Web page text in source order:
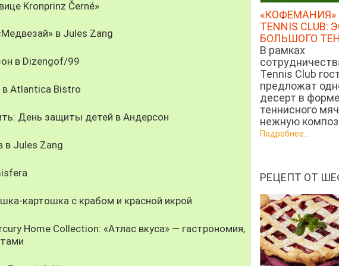
Kronprinz Černé»
в Jules Zang
в Dizengof/99
Atlantica Bistro
День защиты детей в Андерсон
в Jules Zang
картошка с крабом и красной икрой
Home Collection: «Атлас вкуса» — гастрономия,
«КОФЕМАНИЯ»
TENNIS CLUB:
БОЛЬШОГО
В рамках
Tennis Club
предложат
десерт в форме
теннисного
нежную
Подробнее...
РЕЦЕПТ ОТ